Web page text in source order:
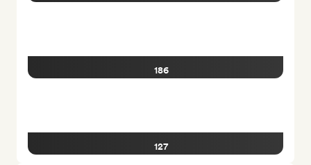
186
127